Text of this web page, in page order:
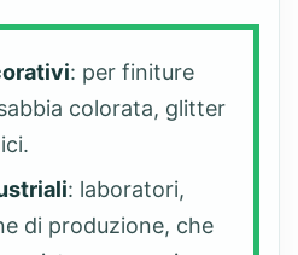
: per finiture
colorata, glitter
: laboratori,
di produzione, che